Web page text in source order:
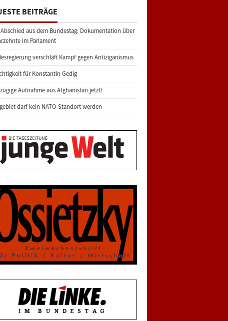
BEITRÄGE
aus dem Bundestag: Dokumentation über
im Parlament
verschläft Kampf gegen Antiziganismus
für Konstantin Gedig
Aufnahme aus Afghanistan jetzt!
darf kein NATO-Standort werden